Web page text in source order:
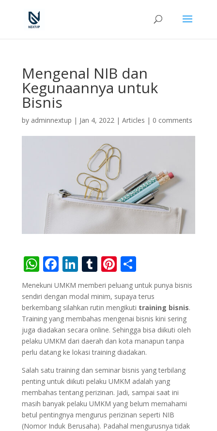
Mengenal NIB dan
Kegunaannya untuk
Bisnis
by adminnextup | Jan 4, 2022| Articles | 0 comments
W
h
at
s
A
p
p
F
ac
e
b
o
o
k
Li
n
k
e
dI
n
T
u
m
bl
r
Pi
nt
er
e
st
S
h
ar
e
Menekuni UMKM memberi peluang untuk punya bisnis
sendiri dengan modal minim, supaya terus
berkembang silahkan rutin mengikuti training bisnis.
Training yang membahas mengenai bisnis kini sering
juga diadakan secara online. Sehingga bisa diikuti oleh
pelaku UMKM dari daerah dan kota manapun tanpa
perlu datang ke lokasi training diadakan.
Salah satu training dan seminar bisnis yang terbilang
penting untuk diikuti pelaku UMKM adalah yang
membahas tentang perizinan. Jadi, sampai saat ini
masih banyak pelaku UMKM yang belum memahami
betul pentingnya mengurus perizinan seperti NIB
(Nomor Induk Berusaha). Padahal mengurusnya tidak